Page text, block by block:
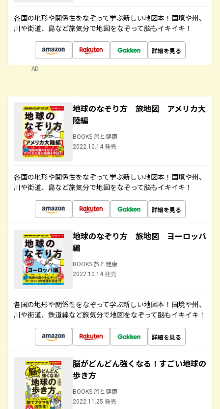
各国の地形や関係性をなぞって学ぶ新しい地図本！国境や州、
川や街道、島など旅気分で地図をなぞって脳もイキイキ！
詳細を見る
AD
地球のなぞり方 旅地図 アメリカ大
陸編
BOOKS 旅と健康
2022.10.14 発売
各国の地形や関係性をなぞって学ぶ新しい地図本！国境や州、
川や街道、島など旅気分で地図をなぞって脳もイキイキ！
詳細を見る
地球のなぞり方 旅地図 ヨーロッパ
編
BOOKS 旅と健康
2022.10.14 発売
各国の地形や関係性をなぞって学ぶ新しい地図本！国境や州、
川や街道、鉄道線など旅気分で地図をなぞって脳もイキイキ！
詳細を見る
脳がどんどん強くなる！すごい地球の
歩き方
BOOKS 旅と健康
2022.11.25 発売